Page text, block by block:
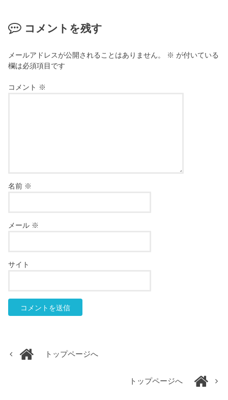
コメントを残す
メールアドレスが公開されることはありません。 ※ が付いている
欄は必須項目です
コメント ※
名前 ※
メール ※
サイト
トップページへ
トップページへ